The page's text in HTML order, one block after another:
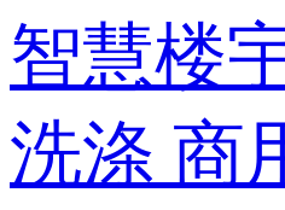
智慧楼
洗涤 商